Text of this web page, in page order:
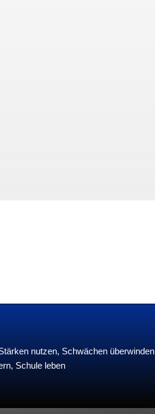
nutzen, Schwächen überwinden
Schule leben